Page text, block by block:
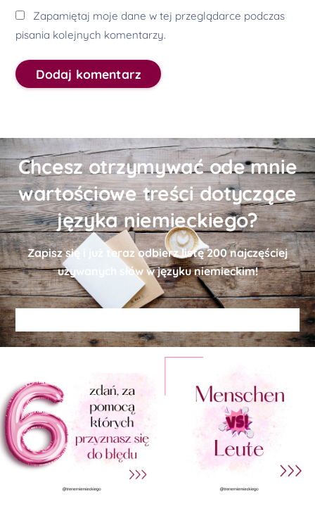
Zapamiętaj moje dane w tej przeglądarce podczas
pisania kolejnych komentarzy.
Chcesz otrzymywać ode mnie
wartościowe treści dotyczące
języka niemieckiego?
Zapisz się i już teraz odbierzlistę200 najczęściej
używanych słów w języku niemieckim!